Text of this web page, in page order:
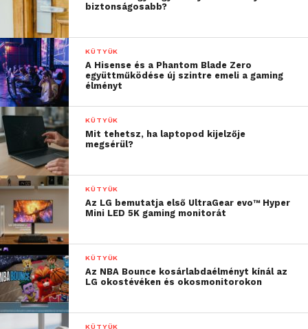
biztonságosabb?
KÜTYÜK
A Hisense és a Phantom Blade Zero
együttműködése új szintre emeli a gaming
élményt
KÜTYÜK
Mit tehetsz, ha laptopod kijelzője
megsérül?
KÜTYÜK
Az LG bemutatja első UltraGear evo™ Hyper
Mini LED 5K gaming monitorát
KÜTYÜK
Az NBA Bounce kosárlabdaélményt kínál az
LG okostévéken és okosmonitorokon
KÜTYÜK